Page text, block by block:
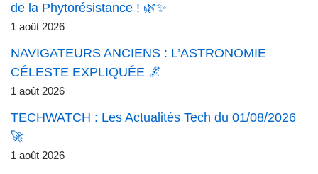
de la Phytorésistance ! 🌿✨
1 août 2026
NAVIGATEURS ANCIENS : L’ASTRONOMIE
CÉLESTE EXPLIQUÉE 🌌
1 août 2026
TECHWATCH : Les Actualités Tech du 01/08/2026
🚀
1 août 2026